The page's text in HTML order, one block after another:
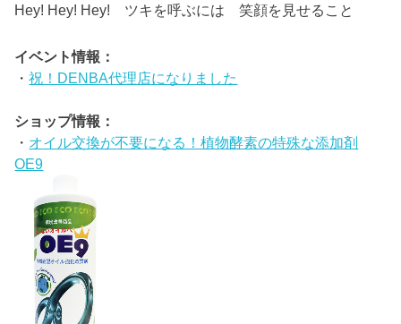
Hey! Hey! Hey! ツキを呼ぶには 笑顔を見せること
イベント情報：
・祝！DENBA代理店になりました
ショップ情報：
・ オイル交換が不要になる！植物酵素の特殊な添加剤
OE9